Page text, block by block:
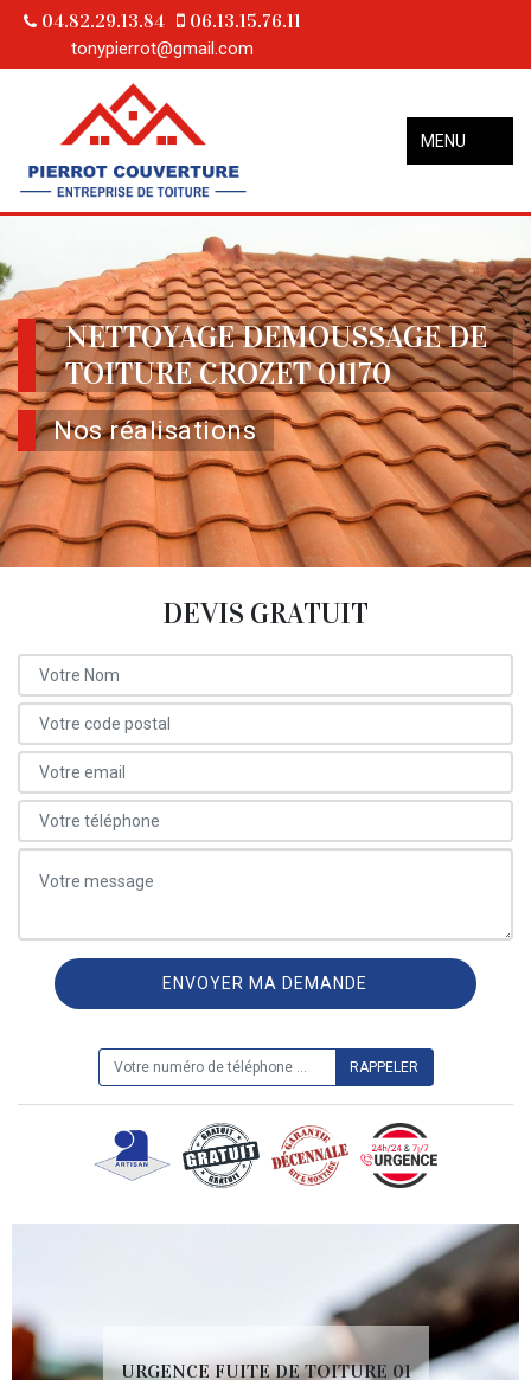
04.82.29.13.84 06.13.15.76.11
tonypierrot@gmail.com
MENU
NETTOYAGE DEMOUSSAGE DE
TOITURE CROZET 01170
Nos réalisations
DEVIS GRATUIT
URGENCE FUITE DE TOITURE 01